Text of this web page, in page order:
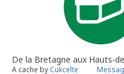
De la Bretagne aux
A cache by Cukcelte